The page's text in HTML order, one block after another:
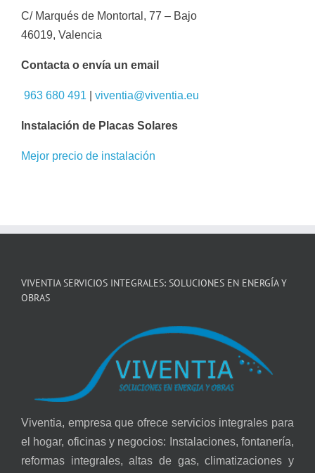
C/ Marqués de Montortal, 77 – Bajo
46019, Valencia
Contacta o envía un email
963 680 491 viventia@viventia.eu
Instalación de Placas Solares
Mejor precio de instalación
VIVENTIA SERVICIOS INTEGRALES: SOLUCIONES EN ENERGÍA Y
OBRAS
Viventia, empresa que ofrece servicios integrales para
el hogar, oficinas y negocios: Instalaciones, fontanería,
reformas integrales, altas de gas, climatizaciones y